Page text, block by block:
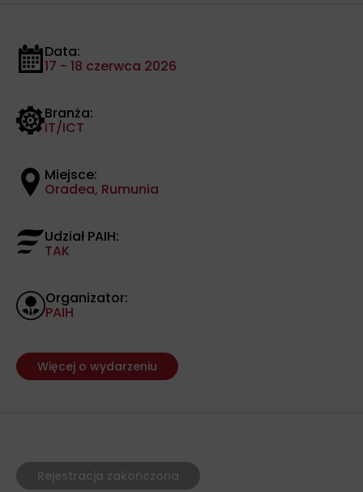
Data:
17 - 18 czerwca 2026
Branża:
IT/ICT
Miejsce:
Oradea, Rumunia
Udział PAIH:
TAK
Organizator:
PAIH
Więcej o wydarzeniu
Rejestracja zakończona